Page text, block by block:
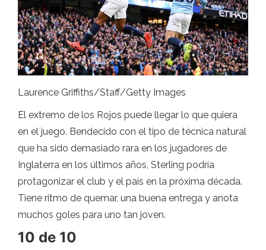
Laurence Griffiths/Staff/Getty Images
El extremo de los Rojos puede llegar lo que quiera
en el juego. Bendecido con el tipo de técnica natural
que ha sido demasiado rara en los jugadores de
Inglaterra en los últimos años, Sterling podría
protagonizar el club y el país en la próxima década.
Tiene ritmo de quemar, una buena entrega y anota
muchos goles para uno tan joven.
10 de 10